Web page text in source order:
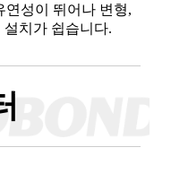
연성이 뛰어나 변형,
설치가 쉽습니다.